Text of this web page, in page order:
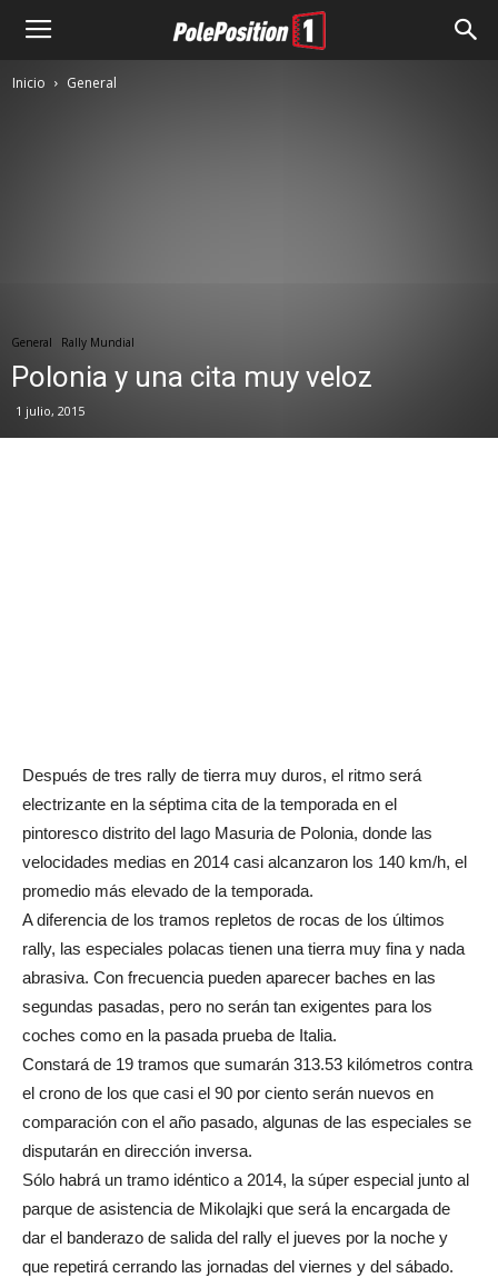
Inicio General
General Rally Mundial
Polonia y una cita muy veloz
1 julio, 2015
Después de tres rally de tierra muy duros, el ritmo será
electrizante en la séptima cita de la temporada en el
pintoresco distrito del lago Masuria de Polonia, donde las
velocidades medias en 2014 casi alcanzaron los 140 km/h, el
promedio más elevado de la temporada.
A diferencia de los tramos repletos de rocas de los últimos
rally, las especiales polacas tienen una tierra muy fina y nada
abrasiva. Con frecuencia pueden aparecer baches en las
segundas pasadas, pero no serán tan exigentes para los
coches como en la pasada prueba de Italia.
Constará de 19 tramos que sumarán 313.53 kilómetros contra
el crono de los que casi el 90 por ciento serán nuevos en
comparación con el año pasado, algunas de las especiales se
disputarán en dirección inversa.
Sólo habrá un tramo idéntico a 2014, la súper especial junto al
parque de asistencia de Mikolajki que será la encargada de
dar el banderazo de salida del rally el jueves por la noche y
que repetirá cerrando las jornadas del viernes y del sábado.